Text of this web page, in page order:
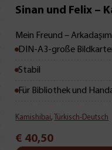
Mit
Sinan und Felix –
Mein Freund – Arkadaşım
DIN-A3-große
Stabil
Für Bibliothek und
Kamishibai, Türkisch-Deutsch
€ 40,50